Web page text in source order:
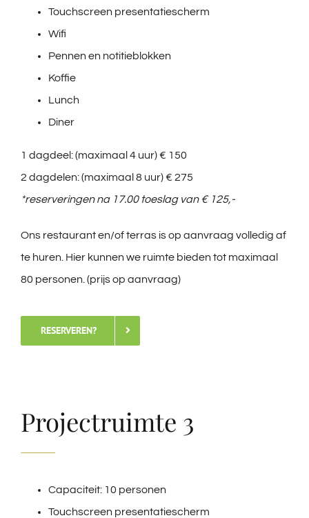
Touchscreen presentatiescherm
Wifi
Pennen en notitieblokken
Koffie
Lunch
Diner
1 dagdeel: (maximaal 4 uur) € 150
2 dagdelen: (maximaal 8 uur) € 275
*reserveringen na 17.00 toeslag van € 125,-
Ons restaurant en/of terras is op aanvraag volledig af
te huren. Hier kunnen we ruimte bieden tot maximaal
80 personen. (prijs op aanvraag)
RESERVEREN?
Projectruimte 3
Capaciteit: 10 personen
Touchscreen presentatiescherm